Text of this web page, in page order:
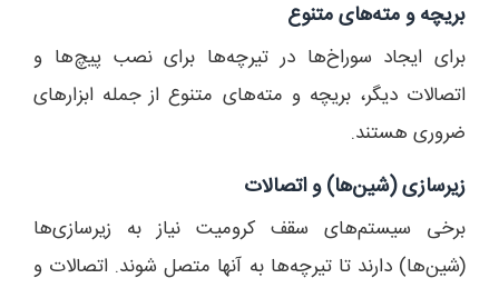
بریچه و مته‌های متنوع
برای ایجاد سوراخ‌ها در تیرچه‌ها برای نصب پیچ‌ها و
اتصالات دیگر، بریچه و مته‌های متنوع از جمله ابزارهای
ضروری هستند.
زیرسازی (شین‌ها) و اتصالات
برخی سیستم‌های سقف کرومیت نیاز به زیرسازی‌ها
(شین‌ها) دارند تا تیرچه‌ها به آنها متصل شوند. اتصالات و